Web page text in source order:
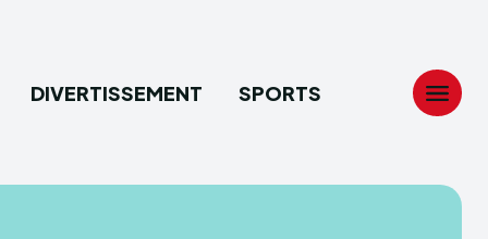
DIVERTISSEMENT SPORTS